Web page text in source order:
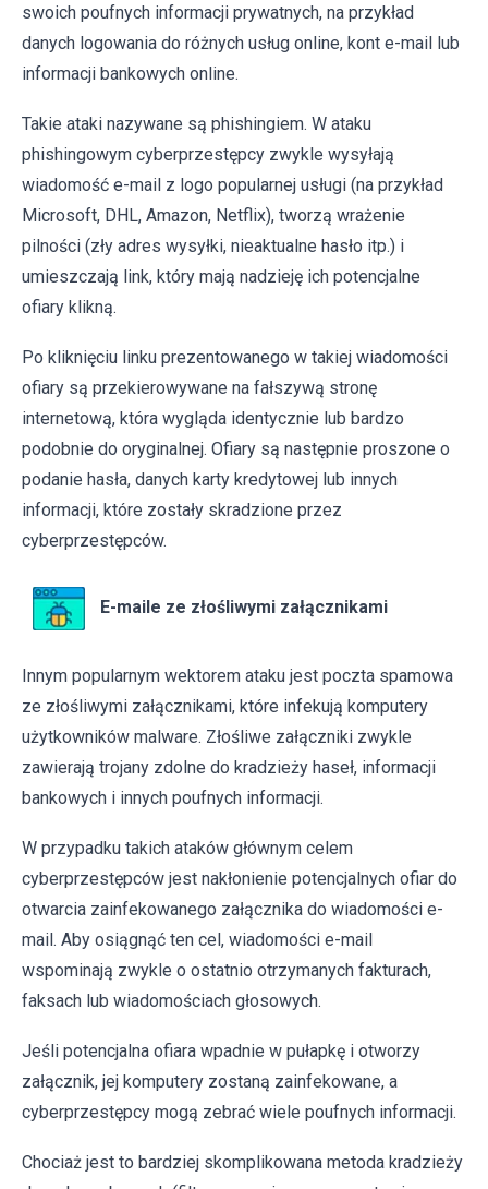
swoich poufnych informacji prywatnych, na przykład
danych logowania do różnych usług online, kont e-mail lub
informacji bankowych online.
Takie ataki nazywane są phishingiem. W ataku
phishingowym cyberprzestępcy zwykle wysyłają
wiadomość e-mail z logo popularnej usługi (na przykład
Microsoft, DHL, Amazon, Netflix), tworzą wrażenie
pilności (zły adres wysyłki, nieaktualne hasło itp.) i
umieszczają link, który mają nadzieję ich potencjalne
ofiary klikną.
Po kliknięciu linku prezentowanego w takiej wiadomości
ofiary są przekierowywane na fałszywą stronę
internetową, która wygląda identycznie lub bardzo
podobnie do oryginalnej. Ofiary są następnie proszone o
podanie hasła, danych karty kredytowej lub innych
informacji, które zostały skradzione przez
cyberprzestępców.
E-maile ze złośliwymi załącznikami
Innym popularnym wektorem ataku jest poczta spamowa
ze złośliwymi załącznikami, które infekują komputery
użytkowników malware. Złośliwe załączniki zwykle
zawierają trojany zdolne do kradzieży haseł, informacji
bankowych i innych poufnych informacji.
W przypadku takich ataków głównym celem
cyberprzestępców jest nakłonienie potencjalnych ofiar do
otwarcia zainfekowanego załącznika do wiadomości e-
mail. Aby osiągnąć ten cel, wiadomości e-mail
wspominają zwykle o ostatnio otrzymanych fakturach,
faksach lub wiadomościach głosowych.
Jeśli potencjalna ofiara wpadnie w pułapkę i otworzy
załącznik, jej komputery zostaną zainfekowane, a
cyberprzestępcy mogą zebrać wiele poufnych informacji.
Chociaż jest to bardziej skomplikowana metoda kradzieży